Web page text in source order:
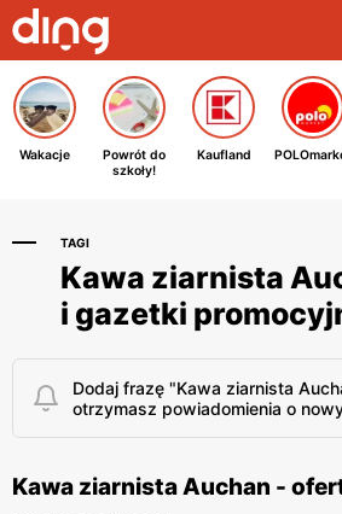
Wakacje
Powrót do
szkoły!
Kaufland
TAGI
Kawa ziarnista
i gazetki
Dodaj frazę "Kawa ziarnista
otrzymasz powiadomienia o
Kawa ziarnista Auchan -